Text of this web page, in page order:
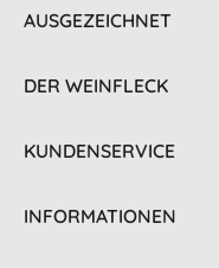
AUSGEZEICHNET
DER WEINFLECK
KUNDENSERVICE
INFORMATIONEN